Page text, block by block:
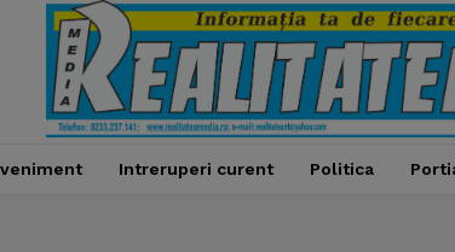
Intreruperi curent Politica